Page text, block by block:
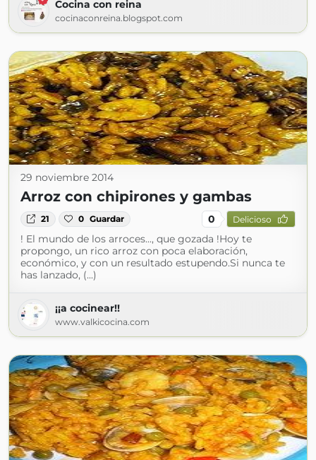
Cocina con reina
cocinaconreina.blogspot.com
29 noviembre 2014
Arroz con chipirones y gambas
21 0 Guardar 0 Delicioso
! El mundo de los arroces..., que gozada !Hoy te
propongo, un rico arroz con poca elaboración,
económico, y con un resultado estupendo.Si nunca te
has lanzado, (...)
¡¡a cocinear!!
www.valkicocina.com